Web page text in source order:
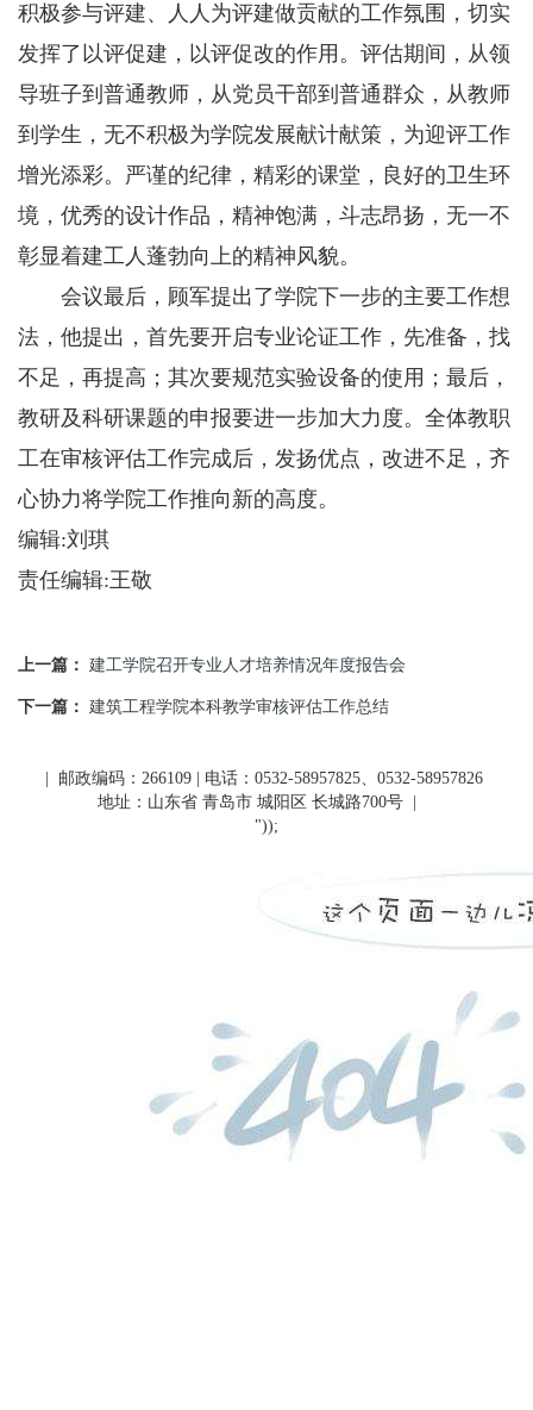
积极参与评建、人人为评建做贡献的工作氛围，切实
发挥了以评促建，以评促改的作用。评估期间，从领
导班子到普通教师，从党员干部到普通群众，从教师
到学生，无不积极为学院发展献计献策，为迎评工作
增光添彩。严谨的纪律，精彩的课堂，良好的卫生环
境，优秀的设计作品，精神饱满，斗志昂扬，无一不
彰显着建工人蓬勃向上的精神风貌。
会议最后，顾军提出了学院下一步的主要工作想
法，他提出，首先要开启专业论证工作，先准备，找
不足，再提高；其次要规范实验设备的使用；最后，
教研及科研课题的申报要进一步加大力度。全体教职
工在审核评估工作完成后，发扬优点，改进不足，齐
心协力将学院工作推向新的高度。
编辑:刘琪
责任编辑:王敬
上一篇： 建工学院召开专业人才培养情况年度报告会
下一篇： 建筑工程学院本科教学审核评估工作总结
| 邮政编码：266109 | 电话：0532-58957825、0532-58957826
地址：山东省 青岛市 城阳区 长城路700号
"));